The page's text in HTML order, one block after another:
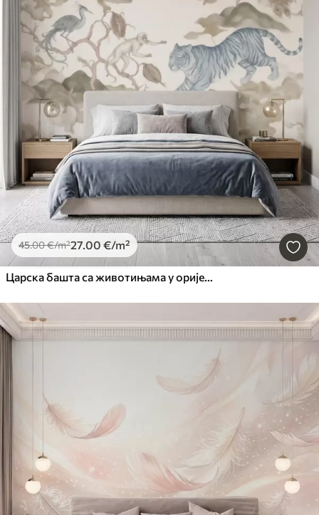
45.00€/m²27.00 €/m²
Царска башта са животињама у оријенталном стилу — мајмуном, леопардом, тигром, пауном и чапљом